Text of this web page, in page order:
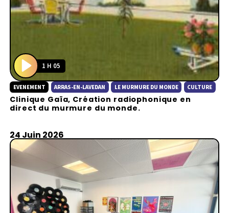
P
l
a
1 H 05
EVENEMENT ARRAS-EN-LAVEDAN LE MURMURE DU MONDE CULTURE
Clinique Gaïa, Création radiophonique en
direct du murmure du monde.
24 Juin 2026